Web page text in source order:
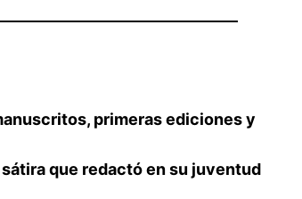
primeras ediciones y
que redactó en su juventud